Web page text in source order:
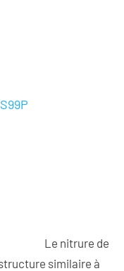
Le nitrure de
similaire à